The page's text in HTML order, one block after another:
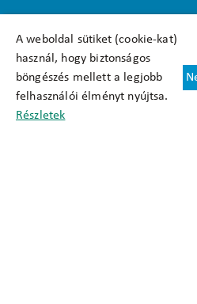
A weboldal sütiket (cookie-kat)
használ, hogy biztonságos
böngészés mellett a legjobb
felhasználói élményt nyújtsa.
Részletek
Felhasználási